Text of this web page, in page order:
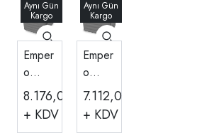
Emper
o
Termo
box
Taşıma
8.176,00
TL
+ KDV
Emper
o
Termo
box
Taşıma
7.112,00
+ KDV